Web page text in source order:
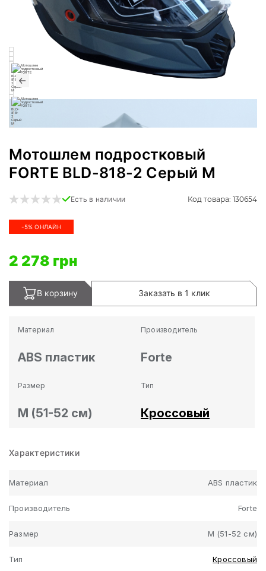
Мотошлем подростковый
FORTE BLD-818-2 Серый M
Есть в наличии Код товара: 130654
-5% ОНЛАЙН
2 278 грн
В корзину Заказать в 1 клик
Материал
ABS пластик
Производитель
Forte
Размер
M (51-52 см)
Тип
Кроссовый
Характеристики
Материал ABS пластик
Производитель Forte
Размер M (51-52 см)
Тип Кроссовый